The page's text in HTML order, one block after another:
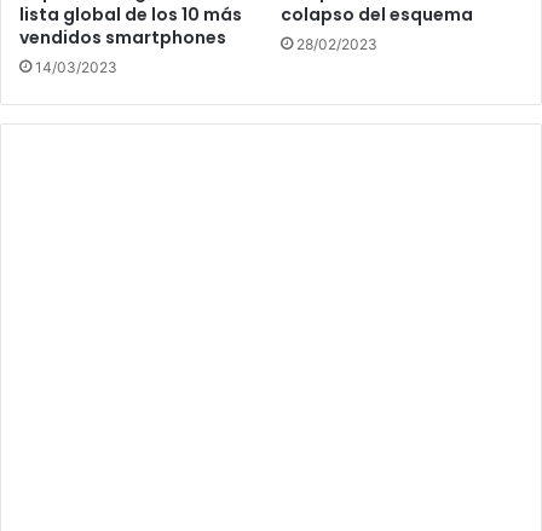
lista global de los 10 más
vendidos smartphones
14/03/2023
colapso del esquema
28/02/2023